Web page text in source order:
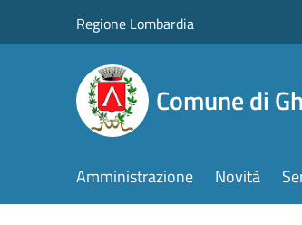
Regione Lombardia
Comune di
Amministrazione Novità